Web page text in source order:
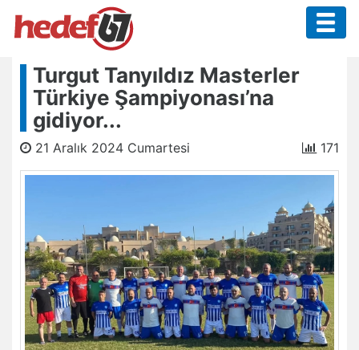
Turgut Tanyıldız Masterler
Türkiye Şampiyonası’na
gidiyor...
21 Aralık 2024 Cumartesi 171